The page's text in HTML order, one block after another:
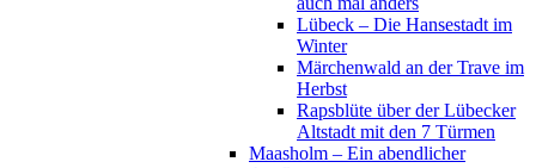
Lübeck – Die Hansestadt im
Winter
Märchenwald an der Trave im
Herbst
Rapsblüte über der Lübecker
Altstadt mit den 7 Türmen
Maasholm – Ein abendlicher